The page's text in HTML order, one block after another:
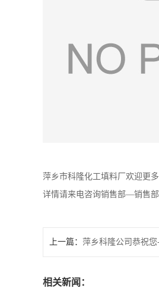
萍乡市科隆化工填料厂欢迎更
详情请来电咨询销售部—销售部
上一篇： 萍乡科隆公司恭祝您
相关新闻：